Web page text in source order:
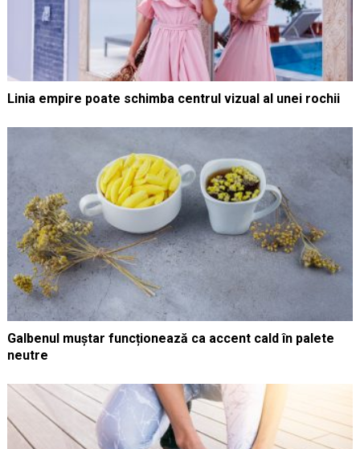
Linia empire poate schimba centrul vizual al unei rochii
Galbenul muștar funcționează ca accent cald în palete
neutre